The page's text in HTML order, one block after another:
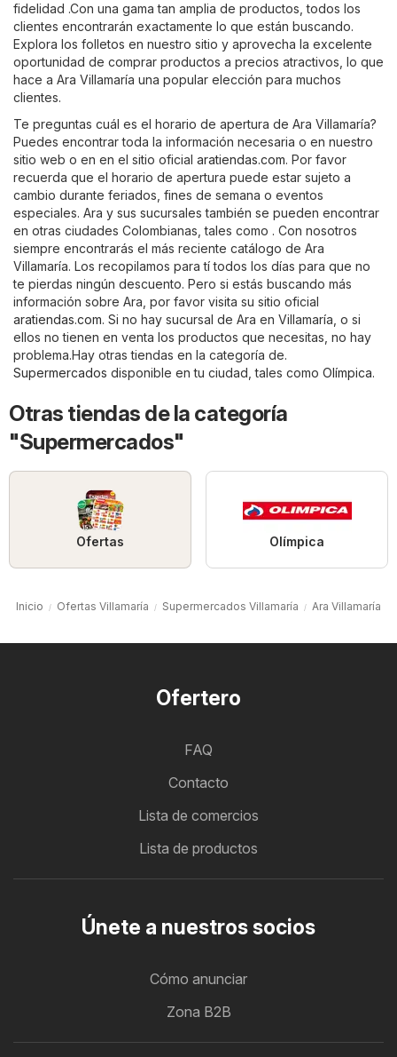
fidelidad .Con una gama tan amplia de productos, todos los
clientes encontrarán exactamente lo que están buscando.
Explora los folletos en nuestro sitio y aprovecha la excelente
oportunidad de comprar productos a precios atractivos, lo que
hace a Ara Villamaría una popular elección para muchos
clientes.
Te preguntas cuál es el horario de apertura de Ara Villamaría?
Puedes encontrar toda la información necesaria o en nuestro
sitio web o en en el sitio oficial aratiendas.com. Por favor
recuerda que el horario de apertura puede estar sujeto a
cambio durante feriados, fines de semana o eventos
especiales. Ara y sus sucursales también se pueden encontrar
en otras ciudades Colombianas, tales como . Con nosotros
siempre encontrarás el más reciente catálogo de Ara
Villamaría. Los recopilamos para tí todos los días para que no
te pierdas ningún descuento. Pero si estás buscando más
información sobre Ara, por favor visita su sitio oficial
aratiendas.com. Si no hay sucursal de Ara en Villamaría, o si
ellos no tienen en venta los productos que necesitas, no hay
problema.Hay otras tiendas en la categoría de.
Supermercados disponible en tu ciudad, tales como Olímpica.
Otras tiendas de la categoría
"Supermercados"
Ofertas Olímpica
Inicio Ofertas Villamaría Supermercados Villamaría Ara Villamaría
Ofertero
FAQ
Contacto
Lista de comercios
Lista de productos
Únete a nuestros socios
Cómo anunciar
Zona B2B